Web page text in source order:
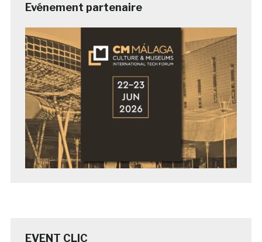
Evénement partenaire
EVENT CLIC